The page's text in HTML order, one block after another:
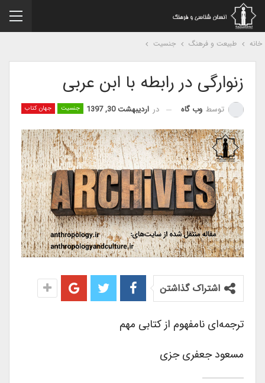
طبیعت و فرهنگ جنسیت
زنوارگی در رابطه با ابن عربی
جنسیت جهان کتاب توسطوب گاه دراردیبهشت 30, 1397
اشتراک گذاشتن
ترجمه‌ای نامفهوم از کتابی مهم
مسعود جعفری جزی